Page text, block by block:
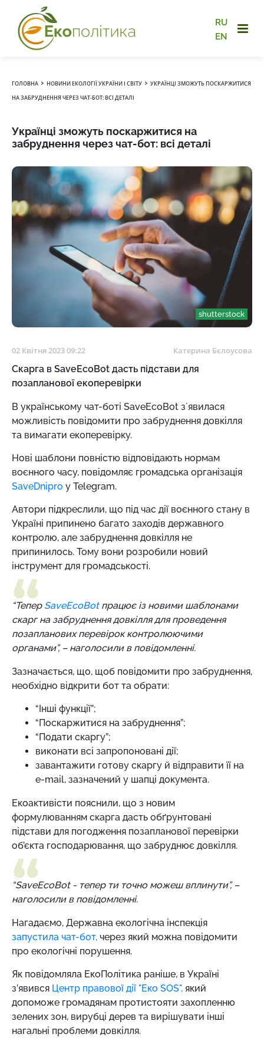
RU
EN
ГОЛОВНА › НОВИНИ ЕКОЛОГІЇ УКРАЇНИ І СВІТУ › УКРАЇНЦІ ЗМОЖУТЬ ПОСКАРЖИТИСЯ
НА ЗАБРУДНЕННЯ ЧЕРЕЗ ЧАТ-БОТ: ВСІ ДЕТАЛІ
Українці зможуть поскаржитися на
забруднення через чат-бот: всі деталі
shutterstock
02 Квітня 2023 09:22 Катерина Бєлоусова
Скарга в SaveEcoBot дасть підстави для
позапланової екоперевірки
В українському чат-боті SaveEcoBot зʼявилася
можливість повідомити про забруднення довкілля
та вимагати екоперевірку.
Нові шаблони повністю відповідають нормам
воєнного часу, повідомляє громадська організація
SaveDnipro у Telegram.
Автори підкреслили, що під час дії воєнного стану в
Україні припинено багато заходів державного
контролю, але забруднення довкілля не
припинилось. Тому вони розробили новий
інструмент для громадськості.
“Тепер SaveEcoBotпрацює із новими шаблонами
скарг на забруднення довкілля для проведення
позапланових перевірок контролюючими
органами”, – наголосили в повідомленні.
Зазначається, що, щоб повідомити про забруднення,
необхідно відкрити бот та обрати:
“Інші функції”;
“Поскаржитися на забруднення”;
“Подати скаргу”;
виконати всі запропоновані дії;
завантажити готову скаргу й відправити її на
e-mail, зазначений у шапці документа.
Екоактивісти пояснили, що з новим
формулюванням скарга дасть обґрунтовані
підстави для погодження позапланової перевірки
об’єкта господарювання, що забруднює довкілля.
“SaveEcoBot - тепер ти точно можеш вплинути”, –
наголосили в повідомленні.
Нагадаємо, Державна екологічна інспекція
запустила чат-бот, через який можна повідомити
про екологічні порушення.
Як повідомляла ЕкоПолітика раніше, в Україні
з’явився Центр правової дії "Еко SOS", який
допоможе громадянам протистояти захопленню
зелених зон, вирубці дерев та вирішувати інші
нагальні проблеми довкілля.